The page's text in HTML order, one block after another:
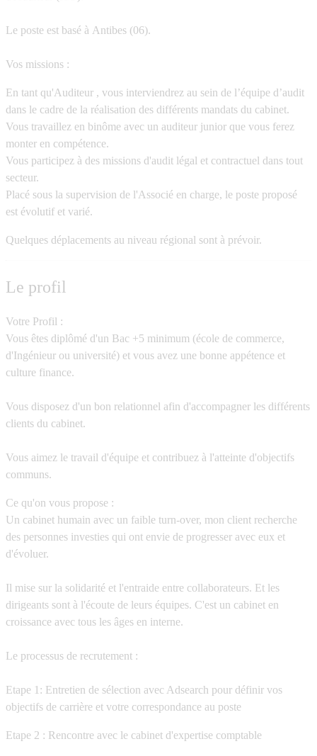
Le poste est basé à Antibes (06).
Vos missions :
En tant qu'Auditeur , vous interviendrez au sein de l’équipe d’audit
dans le cadre de la réalisation des différents mandats du cabinet.
Vous travaillez en binôme avec un auditeur junior que vous ferez
monter en compétence.
Vous participez à des missions d'audit légal et contractuel dans tout
secteur.
Placé sous la supervision de l'Associé en charge, le poste proposé
est évolutif et varié.
Quelques déplacements au niveau régional sont à prévoir.
Le profil
Votre Profil :
Vous êtes diplômé d'un Bac +5 minimum (école de commerce,
d'Ingénieur ou université) et vous avez une bonne appétence et
culture finance.
Vous disposez d'un bon relationnel afin d'accompagner les différents
clients du cabinet.
Vous aimez le travail d'équipe et contribuez à l'atteinte d'objectifs
communs.
Ce qu'on vous propose :
Un cabinet humain avec un faible turn-over, mon client recherche
des personnes investies qui ont envie de progresser avec eux et
d'évoluer.
Il mise sur la solidarité et l'entraide entre collaborateurs. Et les
dirigeants sont à l'écoute de leurs équipes. C'est un cabinet en
croissance avec tous les âges en interne.
Le processus de recrutement :
Etape 1 : Entretien de sélection avec Adsearch pour définir vos
objectifs de carrière et votre correspondance au poste
Etape 2 : Rencontre avec le cabinet d'expertise comptable